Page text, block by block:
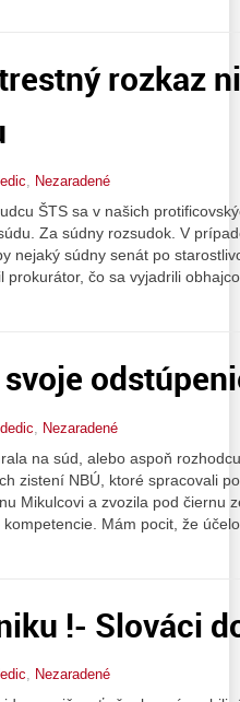
rozkaz
Nezaradené
ŠTS sa v našich
Za súdny rozsudok. V
nejaký súdny senát po
prokurátor, čo sa vyjadrili
dedic Nezaradené
na súd, alebo aspoň
zistení NBÚ, ktoré spracovali
Mikulcovi a zvozila pod čiernu
kompetencie. Mám pocit, že
!- Slováci
, Nezaradené